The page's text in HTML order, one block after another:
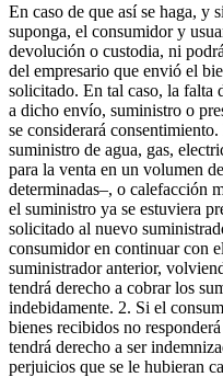
En caso de que así se haga,
suponga, el consumidor y
devolución o custodia, ni
del empresario que envió el
solicitado. En tal caso, la falta
a dicho envío, suministro o
se considerará
suministro de agua, gas,
para la venta en un volumen
determinadas–, o calefacción
el suministro ya se estuviera
solicitado al nuevo
consumidor en continuar con
suministrador anterior,
tendrá derecho a cobrar los
indebidamente. 2. Si el
bienes recibidos no
tendrá derecho a ser
perjuicios que se le hubieran